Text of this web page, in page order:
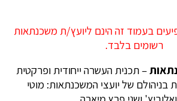
בעמוד זה הינם ליועץ/ת משכנתאות
רשומים בלבד.
– תכנית העשרה ייחודית ופרקטית
בניהולם של יועצי המשכנתאות: מוטי